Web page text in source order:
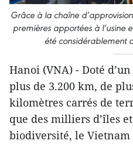
Grâce à la chaîne
premières apportées à l’usine
été considérablement
Hanoi (VNA) - Doté
plus de 3.200 km, de
kilomètres carrés de
que des milliers d’îles
biodiversité, le Vietnam